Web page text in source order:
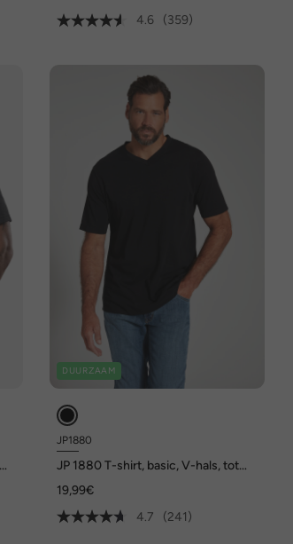
4.6
(359)
DUURZAAM
JP1880
JP 1880 T-shirt, basic, V-hals, tot
19,99€
4.7
(241)